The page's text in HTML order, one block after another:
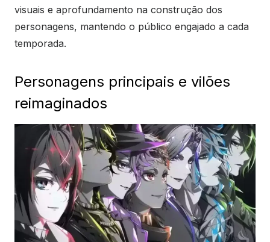
visuais e aprofundamento na construção dos
personagens, mantendo o público engajado a cada
temporada.
Personagens principais e vilões
reimaginados